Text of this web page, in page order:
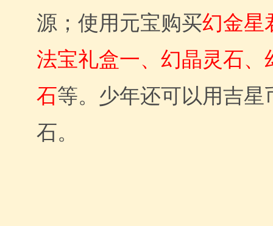
源；使用元宝购买幻金星
法宝礼盒一、幻晶灵石、
石等。少年还可以用吉星
石。